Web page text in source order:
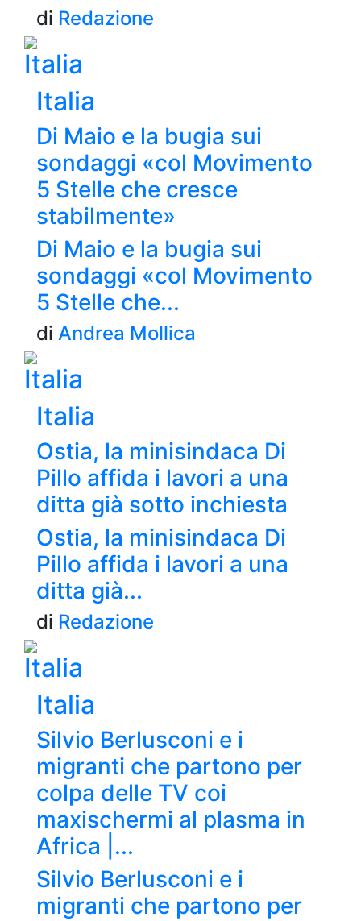
di Redazione
Italia
Italia
Di Maio e la bugia sui
sondaggi «col Movimento
5 Stelle che cresce
stabilmente»
Di Maio e la bugia sui
sondaggi «col Movimento
5 Stelle che...
di Andrea Mollica
Italia
Italia
Ostia, la minisindaca Di
Pillo affida i lavori a una
ditta già sotto inchiesta
Ostia, la minisindaca Di
Pillo affida i lavori a una
ditta già...
di Redazione
Italia
Italia
Silvio Berlusconi e i
migranti che partono per
colpa delle TV coi
maxischermi al plasma in
Africa |...
Silvio Berlusconi e i
migranti che partono per